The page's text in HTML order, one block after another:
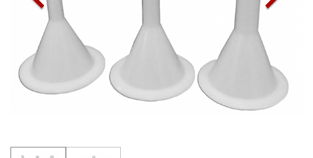
CONTATO